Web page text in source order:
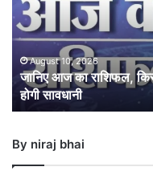
किसे
मिलेगा
भाग्य
का
साथ
और
किसे
होगी
August 10, 2026
जानिए आज का राशिफल,
होगी सावधानी
By niraj bhai